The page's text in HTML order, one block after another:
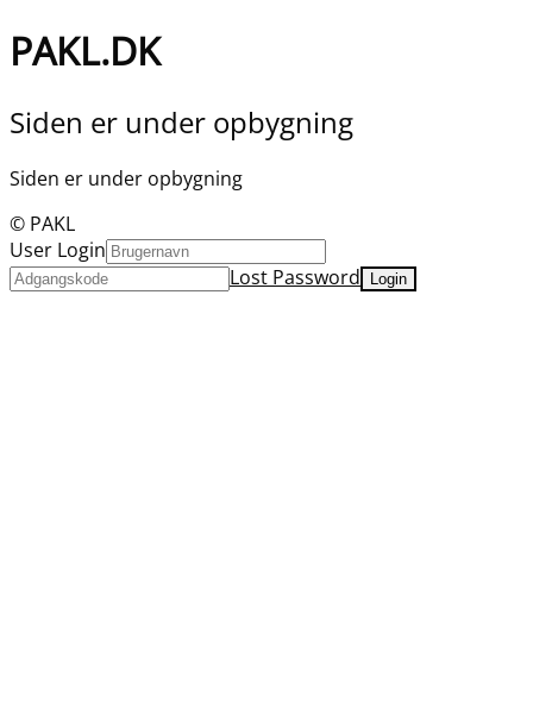
PAKL.DK
Siden er under opbygning
Siden er under opbygning
© PAKL
User Login
Lost Password